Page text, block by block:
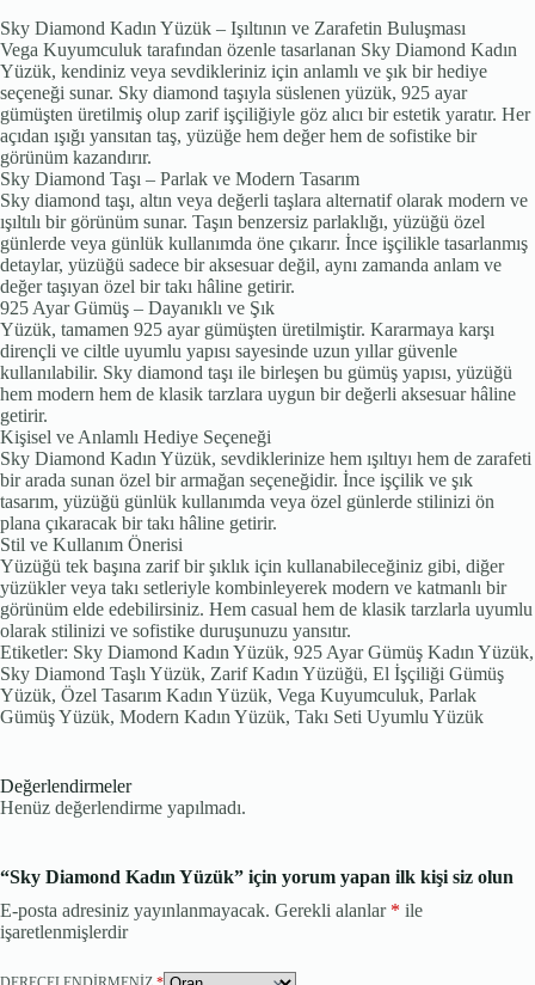
Sky Diamond Kadın Yüzük – Işıltının ve Zarafetin Buluşması
Vega Kuyumculuk tarafından özenle tasarlanan Sky Diamond Kadın
Yüzük, kendiniz veya sevdikleriniz için anlamlı ve şık bir hediye
seçeneği sunar. Sky diamond taşıyla süslenen yüzük, 925 ayar
gümüşten üretilmiş olup zarif işçiliğiyle göz alıcı bir estetik yaratır. Her
açıdan ışığı yansıtan taş, yüzüğe hem değer hem de sofistike bir
görünüm kazandırır.
Sky Diamond Taşı – Parlak ve Modern Tasarım
Sky diamond taşı, altın veya değerli taşlara alternatif olarak modern ve
ışıltılı bir görünüm sunar. Taşın benzersiz parlaklığı, yüzüğü özel
günlerde veya günlük kullanımda öne çıkarır. İnce işçilikle tasarlanmış
detaylar, yüzüğü sadece bir aksesuar değil, aynı zamanda anlam ve
değer taşıyan özel bir takı hâline getirir.
925 Ayar Gümüş – Dayanıklı ve Şık
Yüzük, tamamen 925 ayar gümüşten üretilmiştir. Kararmaya karşı
dirençli ve ciltle uyumlu yapısı sayesinde uzun yıllar güvenle
kullanılabilir. Sky diamond taşı ile birleşen bu gümüş yapısı, yüzüğü
hem modern hem de klasik tarzlara uygun bir değerli aksesuar hâline
getirir.
Kişisel ve Anlamlı Hediye Seçeneği
Sky Diamond Kadın Yüzük, sevdiklerinize hem ışıltıyı hem de zarafeti
bir arada sunan özel bir armağan seçeneğidir. İnce işçilik ve şık
tasarım, yüzüğü günlük kullanımda veya özel günlerde stilinizi ön
plana çıkaracak bir takı hâline getirir.
Stil ve Kullanım Önerisi
Yüzüğü tek başına zarif bir şıklık için kullanabileceğiniz gibi, diğer
yüzükler veya takı setleriyle kombinleyerek modern ve katmanlı bir
görünüm elde edebilirsiniz. Hem casual hem de klasik tarzlarla uyumlu
olarak stilinizi ve sofistike duruşunuzu yansıtır.
Etiketler: Sky Diamond Kadın Yüzük, 925 Ayar Gümüş Kadın Yüzük,
Sky Diamond Taşlı Yüzük, Zarif Kadın Yüzüğü, El İşçiliği Gümüş
Yüzük, Özel Tasarım Kadın Yüzük, Vega Kuyumculuk, Parlak
Gümüş Yüzük, Modern Kadın Yüzük, Takı Seti Uyumlu Yüzük
Değerlendirmeler
Henüz değerlendirme yapılmadı.
“Sky Diamond Kadın Yüzük” için yorum yapan ilk kişi siz olun
E-posta adresiniz yayınlanmayacak. Gerekli alanlar * ile
işaretlenmişlerdir